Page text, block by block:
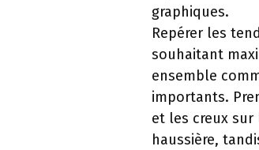
graphiques.
Repérer les
souhaitant
ensemble
importants.
et les creux
haussière,